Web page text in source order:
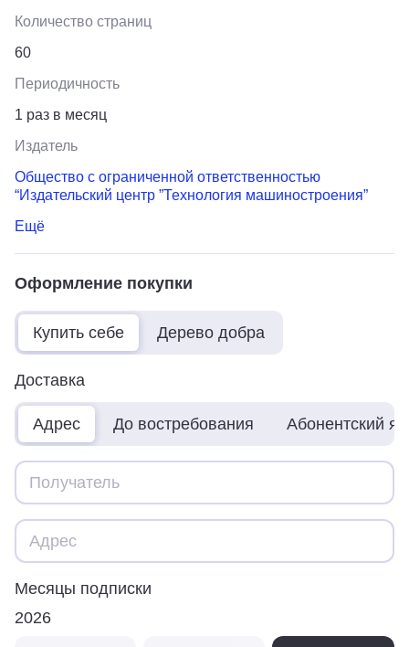
Количество страниц
60
Периодичность
1 раз в месяц
Издатель
Общество с ограниченной ответственностью
“Издательский центр ”Технология машиностроения”
Ещё
Оформление покупки
Купить себе Дерево добра
Доставка
Адрес До востребования Абонентский
Месяцы подписки
2026